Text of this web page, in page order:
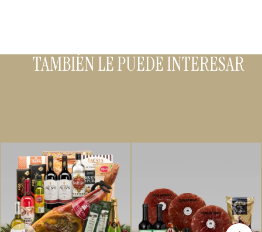
TAMBIÉN LE PUEDE INTERESAR